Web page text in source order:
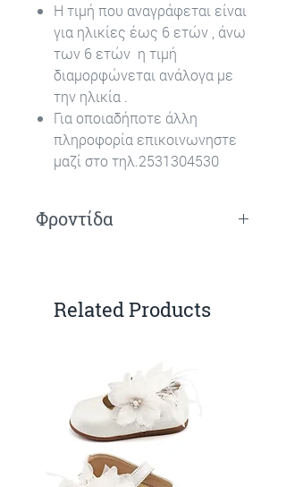
Η τιμή που αναγράφεται είναι
για ηλικίες έως 6 ετών , άνω
των 6 ετών η τιμή
διαμορφώνεται ανάλογα με
την ηλικία .
Για οποιαδήποτε άλλη
πληροφορία επικοινωνηστε
μαζί στο τηλ.2531304530
Φροντίδα
Related Products